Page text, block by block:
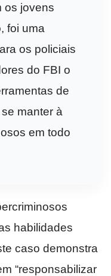
os jovens
foi uma
os policiais
do FBI o
de
manter à
em todo
habilidades
caso demonstra
“responsabilizar